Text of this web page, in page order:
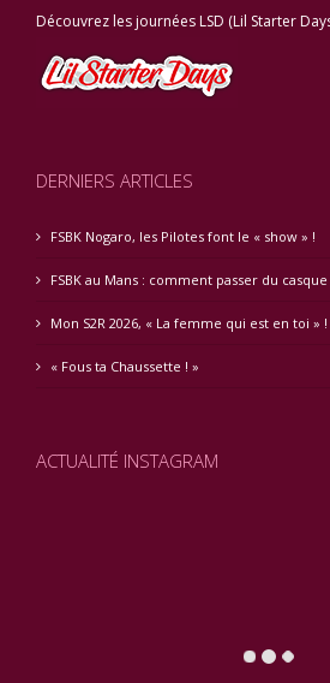
Découvrez les journées LSD (Lil Starter
DERNIERS ARTICLES
FSBK Nogaro, les Pilotes font le « show » !
FSBK au Mans : comment passer du
Mon S2R 2026, « La femme qui est en toi » !
« Fous ta Chaussette ! »
ACTUALITÉ INSTAGRAM